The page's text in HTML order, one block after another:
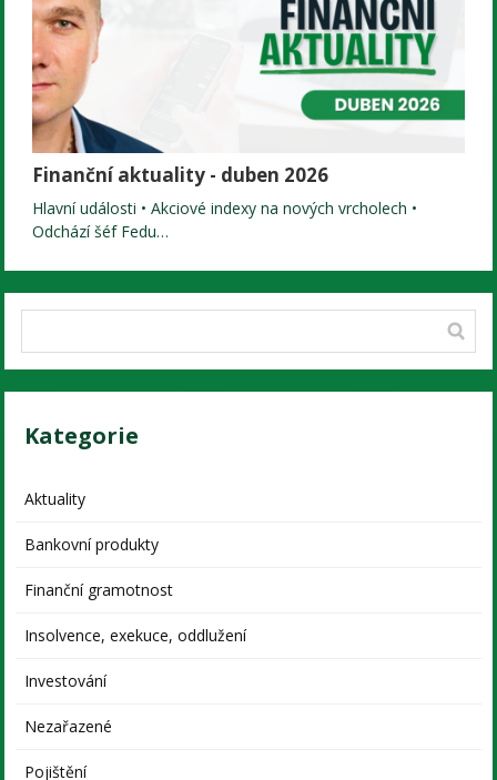
Finanční aktuality - duben 2026
Hlavní události • Akciové indexy na nových vrcholech •
Odchází šéf Fedu…
Kategorie
Aktuality
Bankovní produkty
Finanční gramotnost
Insolvence, exekuce, oddlužení
Investování
Nezařazené
Pojištění